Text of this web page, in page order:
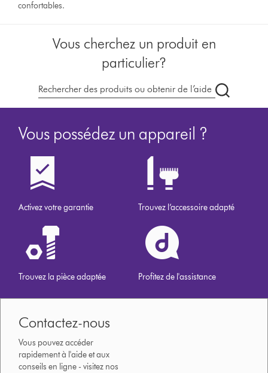
confortables.
Vous cherchez un produit en
particulier?
Rechercher
dyson.ch
Vous possédez un appareil ?
Activez votre garantie Trouvez l’accessoire adapté
Trouvez la pièce adaptée Profitez de l'assistance
Contactez-nous
Vous pouvez accéder
rapidement à l'aide et aux
conseils en ligne - visitez nos